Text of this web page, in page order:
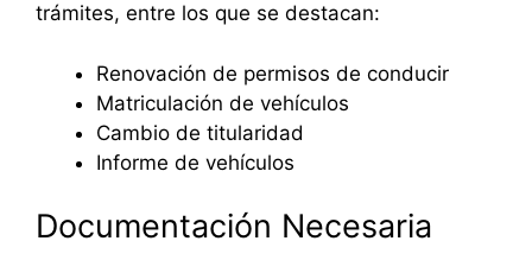
trámites, entre los que se destacan:
Renovación de permisos de conducir
Matriculación de vehículos
Cambio de titularidad
Informe de vehículos
Documentación Necesaria